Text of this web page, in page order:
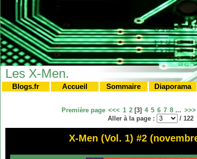
Les X-Men.
Blogs.fr Accueil Sommaire Diaporama
Première page <<< 1 2 [3] 4 5 6 7 8 … >>>
Aller à la page :
/ 122
X-Men (Vol. 1) #2